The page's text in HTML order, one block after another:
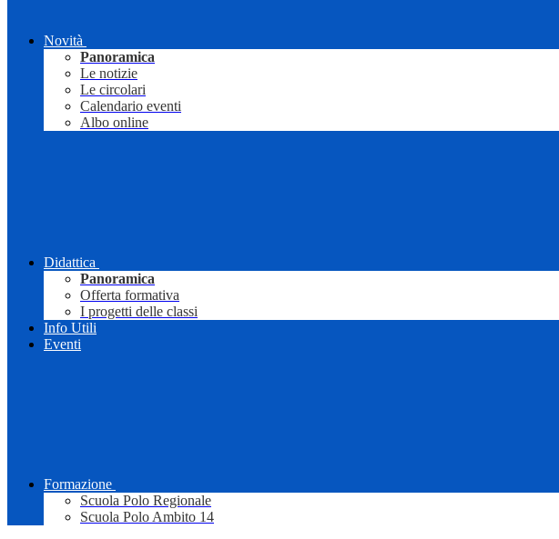
Novità
Panoramica
Le notizie
Le circolari
Calendario eventi
Albo online
Didattica
Panoramica
Offerta formativa
I progetti delle classi
Info Utili
Eventi
Formazione
Scuola Polo Regionale
Scuola Polo Ambito 14